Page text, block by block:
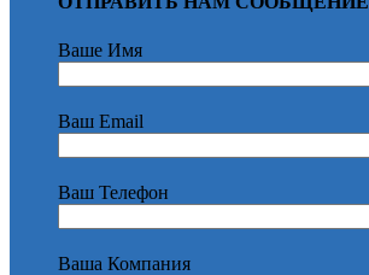
Ваше Имя
Ваш Email
Ваш Телефон
Ваша Компания